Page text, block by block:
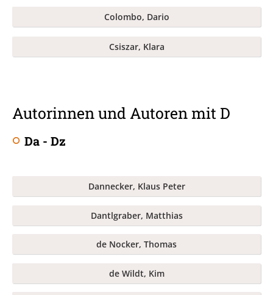
Colombo, Dario
Csiszar, Klara
Autorinnen und Autoren mit D
Da - Dz
Dannecker, Klaus Peter
Dantlgraber, Matthias
de Nocker, Thomas
de Wildt, Kim